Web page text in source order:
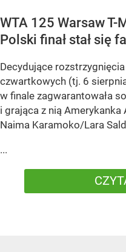
WTA 125 Warsaw T-
Polski finał stał się
Decydujące
czwartkowych (tj. 6
w finale zagwarantowała
i grająca z nią Amerykanka
Naima Karamoko/Lara
...